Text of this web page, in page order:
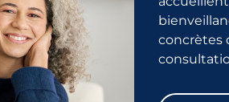
habituelles peuvent être reprises.
24 à 48 heures avant de
périurétrale et la paroi vaginale
concrètes